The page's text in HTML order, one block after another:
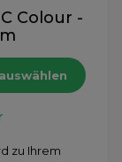
Colour -
zu Ihrem